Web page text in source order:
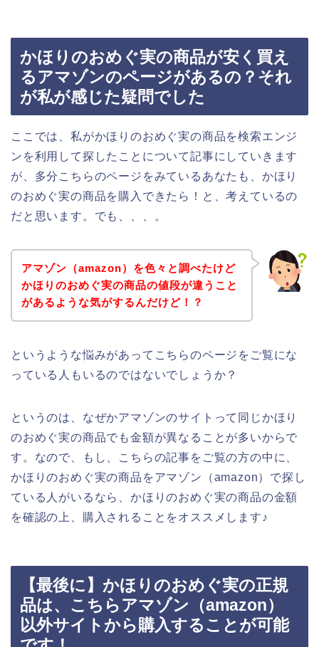
かほりのおめぐ実の商品が安く買え
るアマゾンのページがあるの？それ
が私が感じた疑問でした
ここでは、私がかほりのおめぐ実の商品を検索エンジ
ンを利用して探したことについて記事にしていきます
が、多分こちらのページをみているあなたも、かほり
のおめぐ実の商品を購入できたら！と、考えているの
だと思います。でも、、、。
アマゾン（amazon）を色々と調べたけど
かほりのおめぐ実の商品の値段が違うこと
があるような気がするんだけど！？
というような悩みがあってこちらのページをご覧にな
っている人もいるのではないでしょうか？
というのは、なぜかアマゾンのサイトって同じかほり
のおめぐ実の商品でも金額が異なることが多いからで
す。なので、もし、こちらの記事をご覧の方の中に、
かほりのおめぐ実の商品をアマゾン（amazon）で探し
ている人がいるなら、かほりのおめぐ実の商品の金額
を確認の上、購入されることをオススメします♪
【最後に】かほりのおめぐ実の正規
品は、こちらアマゾン（amazon）
以外サイトから購入することが可能